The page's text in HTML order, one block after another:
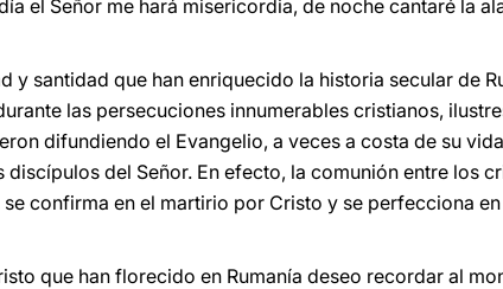
el Señor me hará misericordia, de noche cantaré la
y santidad que han enriquecido la historia secular de
las persecuciones innumerables cristianos,
difundiendo el Evangelio, a veces a costa de su
del Señor. En efecto, la comunión entre los
confirma en el martirio por Cristo y se perfecciona
que han florecido en Rumanía deseo recordar al